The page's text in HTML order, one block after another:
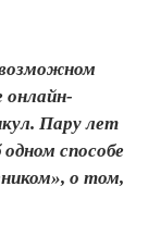
возможном
онлайн-
Пару лет
способе
о том,